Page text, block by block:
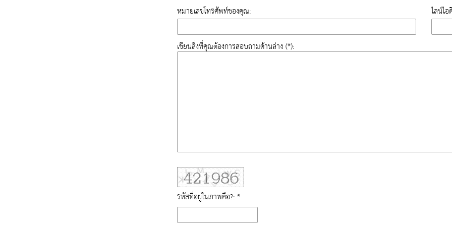
หมายเลขโทรศัพท์ของคุณ: ไลน์ไ
เขียนสิ่งที่คุณต้องการสอบถามด้านล่าง (*):
รหัสที่อยู่ในภาพคือ?: *